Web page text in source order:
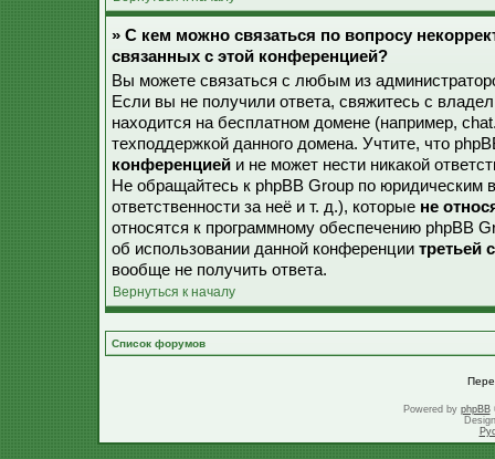
» С кем можно связаться по вопросу
связанных с этой конференцией?
Вы можете связаться с любым из
Если вы не получили ответа, свяжитесь с
находится на бесплатном домене (например,
техподдержкой данного домена. Учтите, что
конференцией и не может нести никакой
Не обращайтесь к phpBB Group по юридическим
ответственности за неё и т. д.), которые не
относятся к программному обеспечению phpBB
об использовании данной конференции третьей
вообще не получить ответа.
Вернуться к началу
Список форумов
Powered by phpBB